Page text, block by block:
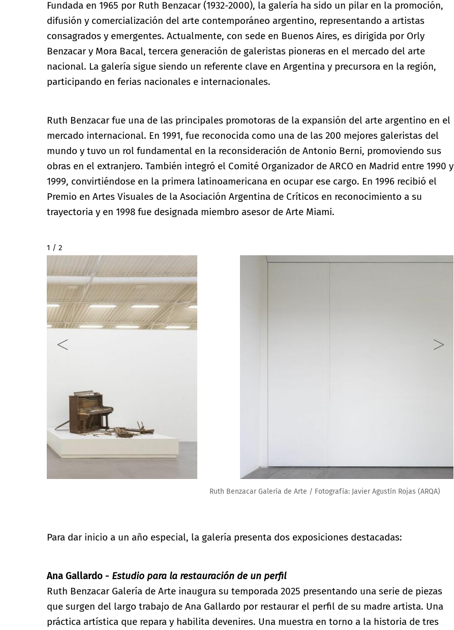
Fundada en 1965 por Ruth Benzacar (1932-2000), la galería ha sido un pilar en la promoción,
difusión y comercialización del arte contemporáneo argentino, representando a artistas
consagrados y emergentes. Actualmente, con sede en Buenos Aires, es dirigida por Orly
Benzacar y Mora Bacal, tercera generación de galeristas pioneras en el mercado del arte
nacional. La galería sigue siendo un referente clave en Argentina y precursora en la región,
participando en ferias nacionales e internacionales.
Ruth Benzacar fue una de las principales promotoras de la expansión del arte argentino en el
mercado internacional. En 1991, fue reconocida como una de las 200 mejores galeristas del
mundo y tuvo un rol fundamental en la reconsideración de Antonio Berni, promoviendo sus
obras en el extranjero. También integró el Comité Organizador de ARCO en Madrid entre 1990 y
1999, convirtiéndose en la primera latinoamericana en ocupar ese cargo. En 1996 recibió el
Premio en Artes Visuales de la Asociación Argentina de Críticos en reconocimiento a su
trayectoria y en 1998 fue designada miembro asesor de Arte Miami.
2 / 2
Ruth Benzacar Galería de Arte / Fotografía: Javier Agustín Rojas (ARQA)
Para dar inicio a un año especial, la galería presenta dos exposiciones destacadas:
Ana Gallardo - Estudio para la restauración de un perfil
Ruth Benzacar Galería de Arte inaugura su temporada 2025 presentando una serie de piezas
que surgen del largo trabajo de Ana Gallardo por restaurar el perfil de su madre artista. Una
práctica artística que repara y habilita devenires. Una muestra en torno a la historia de tres